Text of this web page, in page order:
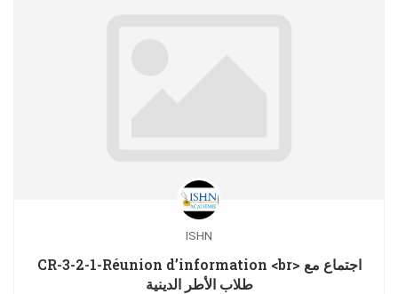
ISHN
CR-3-2-1-Réunion d’information <br> اجتماع مع
طلاب الأطر الدينية